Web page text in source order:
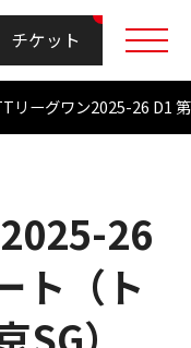
チケット
リーグワン2025-26 D1
26
ト（ト